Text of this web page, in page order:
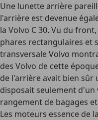
Une lunette arrière
l'arrière est devenue
la Volvo C 30. Vu du
phares rectangulaires et
transversale Volvo
des Volvo de cette
de l'arrière avait bien sûr
disposait seulement
rangement de bagages
Les moteurs essence de